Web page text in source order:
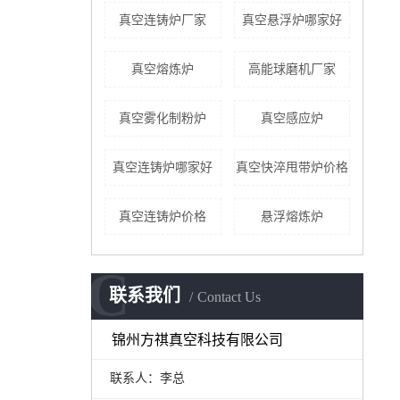
真空连铸炉厂家 真空悬浮炉哪家好
真空熔炼炉 高能球磨机厂家
真空雾化制粉炉 真空感应炉
真空连铸炉哪家好 真空快淬甩带炉价格
真空连铸炉价格 悬浮熔炼炉
联系我们 Contact Us
C
锦州方祺真空科技有限公司
联系人：李总